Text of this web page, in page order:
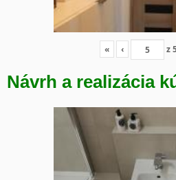
« ‹ z
Návrh a realizácia